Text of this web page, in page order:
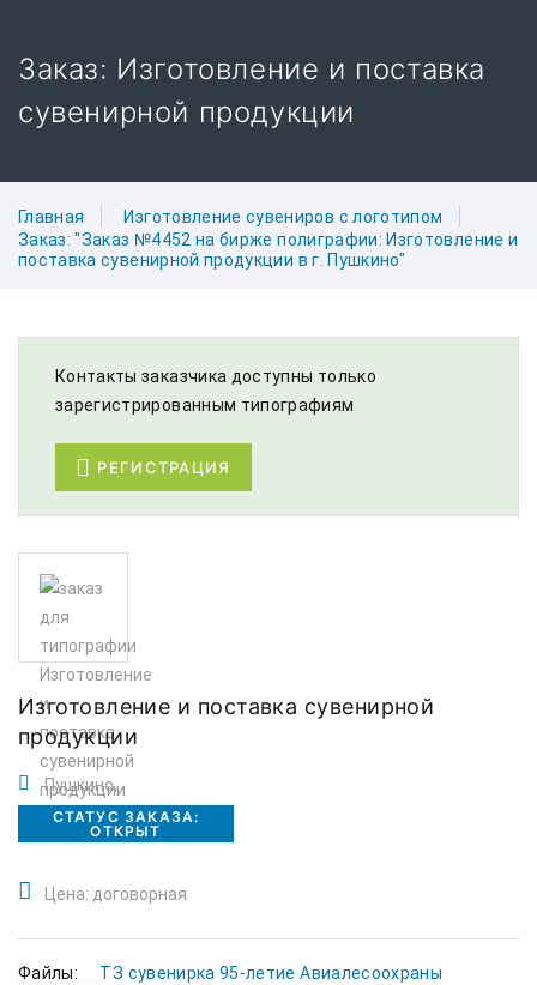
Заказ: Изготовление и поставка
сувенирной продукции
Главная
Изготовление сувениров с логотипом
Заказ: "Заказ №4452 на бирже полиграфии: Изготовление и
поставка сувенирной продукции в г. Пушкино"
Контакты заказчика доступны только
зарегистрированным типографиям
РЕГИСТРАЦИЯ
Изготовление и поставка сувенирной
продукции
Пушкино,
СТАТУС ЗАКАЗА:
ОТКРЫТ
Цена: договорная
Файлы:
ТЗ сувенирка 95-летие Авиалесоохраны